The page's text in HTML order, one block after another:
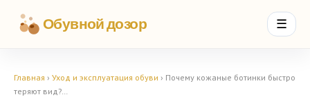
Обувной дозор ☰
Главная › Уход и эксплуатация обуви › Почему кожаные ботинки быстро
теряют вид?…